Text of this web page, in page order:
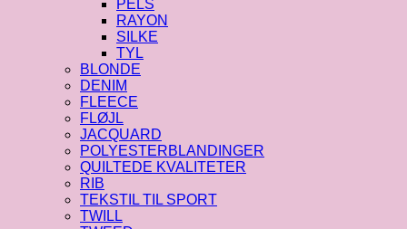
PELS
RAYON
SILKE
TYL
BLONDE
DENIM
FLEECE
FLØJL
JACQUARD
POLYESTERBLANDINGER
QUILTEDE KVALITETER
RIB
TEKSTIL TIL SPORT
TWILL